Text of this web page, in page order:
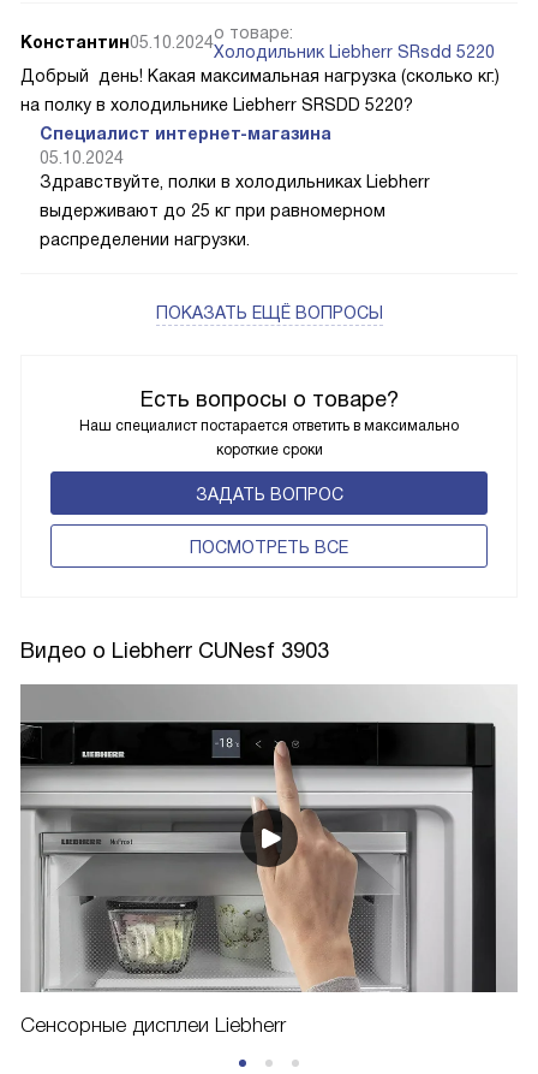
Есть вопросы о товаре?
Наш специалист постарается ответить в максимально
короткие сроки
ЗАДАТЬ ВОПРОС
ПОCМОТРЕТЬ ВСЕ
Константин05.10.2024о товаре:
Холодильник Liebherr SRsdd 5220
Добрый день! Какая максимальная нагрузка (сколько кг.)
на полку в холодильнике Liebherr SRSDD 5220?
Специалист интернет-магазина
05.10.2024
Здравствуйте, полки в холодильниках Liebherr
выдерживают до 25 кг при равномерном
распределении нагрузки.
ПОКАЗАТЬ ЕЩЁ ВОПРОСЫ
Видео о Liebherr CUNesf 3903
Сенсорные дисплеи Liebherr